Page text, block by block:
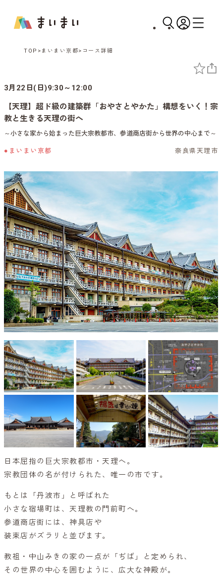
TOP まいまい京都 コース詳細
3月22日(日)9:30～12:00
【天理】超ド級の建築群「おやさとやかた」構想をいく！宗
教と生きる天理の街へ
～小さな家から始まった巨大宗教都市、参道商店街から世界の中心まで～
●まいまい京都 奈良県天理市
日本屈指の巨大宗教都市・天理へ。
宗教団体の名が付けられた、唯一の市です。
もとは「丹波市」と呼ばれた
小さな宿場町は、天理教の門前町へ。
参道商店街には、神具店や
装束店がズラリと並びます。
教祖・中山みきの家の一点が「ぢば」と定められ、
その世界の中心を囲むように、広大な神殿が。